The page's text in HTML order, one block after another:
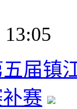
13:05
届镇
赛